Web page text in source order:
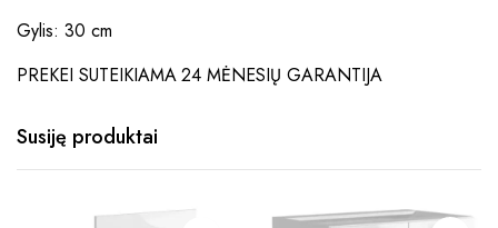
Gylis: 30 cm
PREKEI SUTEIKIAMA 24 MĖNESIŲ GARANTIJA
Susiję produktai